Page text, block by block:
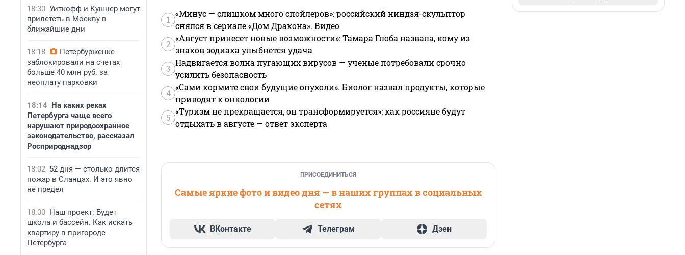
18:30 Уиткофф и Кушнер могут
прилететь в Москву в
ближайшие дни
18:18
Петербурженке
заблокировали на счетах
больше 40 млн руб. за
неоплату парковки
18:14 На каких реках
Петербурга чаще всего
нарушают природоохранное
законодательство, рассказал
Росприроднадзор
18:02 52 дня — столько длится
пожар в Сланцах. И это явно
не предел
18:00 Наш проект: Будет
школа и бассейн. Как искать
квартиру в пригороде
Петербурга
1
«Минус — слишком много спойлеров»: российский ниндзя-скульптор
снялся в сериале «Дом Дракона». Видео
2
«Август принесет новые возможности»: Тамара Глоба назвала, кому из
знаков зодиака улыбнется удача
3
Надвигается волна пугающих вирусов — ученые потребовали срочно
усилить безопасность
4
«Сами кормите свои будущие опухоли». Биолог назвал продукты, которые
приводят к онкологии
5
«Туризм не прекращается, он трансформируется»: как россияне будут
отдыхать в августе — ответ эксперта
ПРИСОЕДИНИТЬСЯ
Самые яркие фото и видео дня — в наших группах в социальных
сетях
ВКонтакте Телеграм Дзен